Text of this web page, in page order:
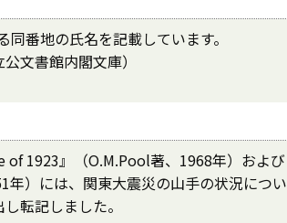
番地の氏名を記載しています。
文書館内閣文庫）
1923』（O.M.Pool著、1968年）および
年）には、関東大震災の山手の状況につい
転記しました。